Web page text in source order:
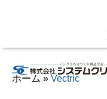
ホーム » Vectric